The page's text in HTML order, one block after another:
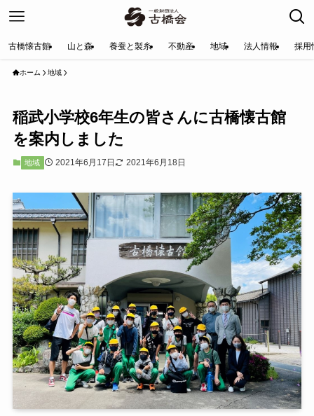
古橋懐古館 山と森 養蚕と製糸 不動産 地域 法人情報 採用
ホーム 地域
稲武小学校6年生の皆さんに古橋懐古館
を案内しました
地域 2021年6月17日 2021年6月18日